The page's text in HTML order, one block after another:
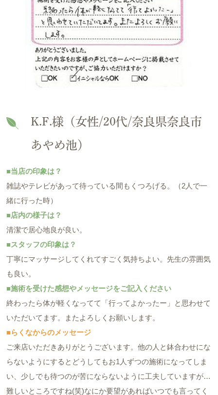
K.F.様（女性/20代/奈良県奈良市
あやめ池）
■当店の印象は？
雑誌やテレビがあって待っている間もくつろげる。（2人で一
緒に行った時）
■店内の様子は？
清潔で居心地良が良い。
■スタッフの印象は？
丁寧にマッサージしてくれてすごく気持ちよい。先生の雰囲気
も良い。
■施術を受けた感想やメッセージをご記入ください
終わったら体が軽くなってて「行ってよかったー」と思わせて
いただいてます。またよろしくお願いします。
■らくなからのメッセージ
ご来店いただきありがとうございます。他の人と鉢合わせにな
らないようにするとどうしてもお1人ずつの施術になってしま
い、少しでも待つのが苦にならないように工夫していますが…
難しいところですね(笑)なにか要望があればいつでも言ってく